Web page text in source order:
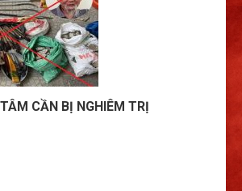
CẦN BỊ NGHIÊM TRỊ